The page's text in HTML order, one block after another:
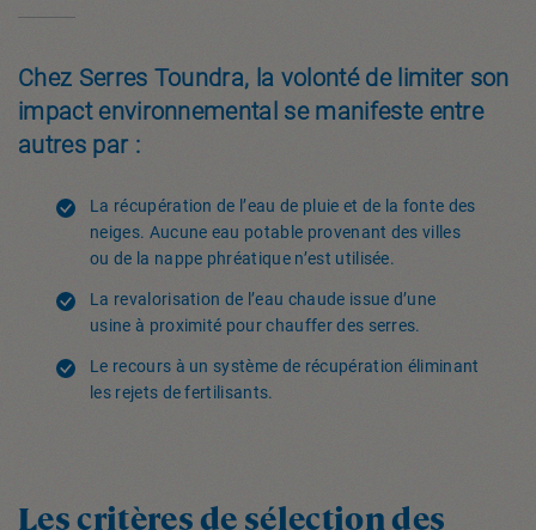
Chez Serres Toundra, la volonté de limiter son
impact environnemental se manifeste entre
autres par :
La récupération de l’eau de pluie et de la fonte des
neiges. Aucune eau potable provenant des villes
ou de la nappe phréatique n’est utilisée.
La revalorisation de l’eau chaude issue d’une
usine à proximité pour chauffer des serres.
Le recours à un système de récupération éliminant
les rejets de fertilisants.
Les critères de sélection des